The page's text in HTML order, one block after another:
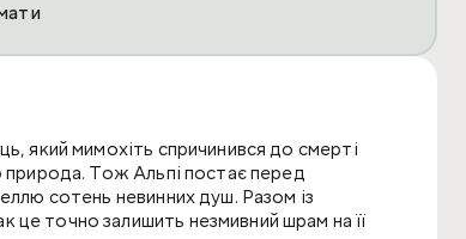
який мимохіть спричинився до смерті
природа. Тож Альпі постає перед
сотень невинних душ. Разом із
точно залишить незмивний шрам на її